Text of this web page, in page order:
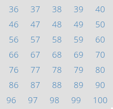
36 37 38 39
40
46 47 48 49
50
56 57 58 59
60
66 67 68 69
70
76 77 78 79
80
86 87 88 89
90
96 97 98 99
100